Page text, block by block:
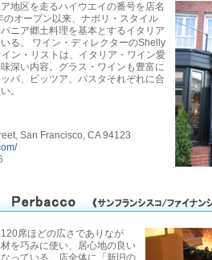
地区を走るハイウエイの番号を店名
オープン以来、ナポリ・スタイル
ニア郷土料理を基本とするイタリア
る。 ワイン・ディレクターのShelly
ン・リストは、イタリア・ワイン愛
深い内容。グラス・ワインも豊富に
パ、ピッツア、パスタそれぞれに合
。
San Francisco, CA 94123
席ほどの広さでありなが
を巧みに使い、居心地の良い
っている。店全体に「新旧の